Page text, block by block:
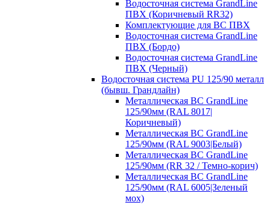
Водосточная система GrandLine
ПВХ (Коричневый RR32)
Комплектующие для ВС ПВХ
Водосточная система GrandLine
ПВХ (Бордо)
Водосточная система GrandLine
ПВХ (Черный)
Водосточная система PU 125/90 металл
(бывш. Грандлайн)
Металлическая ВС GrandLine
125/90мм (RAL 8017|
Коричневый)
Металлическая ВС GrandLine
125/90мм (RAL 9003|Белый)
Металлическая ВС GrandLine
125/90мм (RR 32 / Темно-корич)
Металлическая ВС GrandLine
125/90мм (RAL 6005|Зеленый
мох)